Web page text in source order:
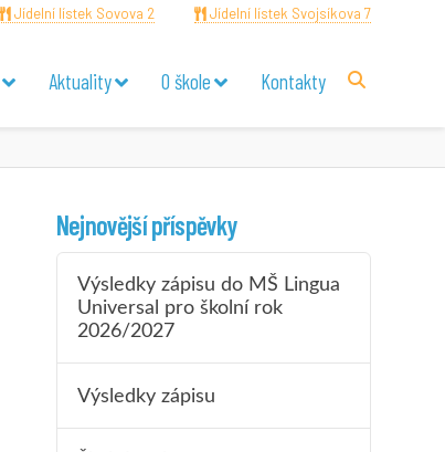
Jídelní lístek Sovova 2 Jídelní lístek Svojsíkova 7
Aktuality O škole Kontakty
Nejnovější příspěvky
Výsledky zápisu do MŠ Lingua
Universal pro školní rok
2026/2027
Výsledky zápisu